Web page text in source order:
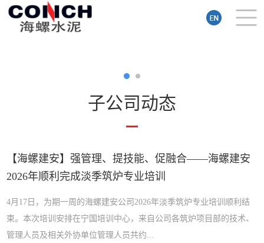
子公司动态
【海螺建安】强管理、提技能、促融合——海螺建安
2026年顺利完成淡季筑炉专业培训
4月17日，为期一周的海螺建安公司2026年淡季筑炉专业培训顺利结
束。本次培训安排在宁国培训中心，来自公司各筑炉项目部的技术、
管理人员及相关外协单位管理人员共约...